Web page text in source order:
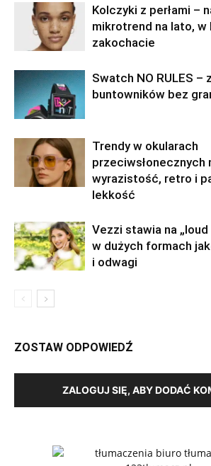
Kolczyki z perłami –
mikrotrend na lato, w
zakochacie
Swatch NO RULES –
buntowników bez
Trendy w okularach
przeciwsłonecznych
wyrazistość, retro i
lekkość
Vezzi stawia na
w dużych formach
i odwagi
ZOSTAW ODPOWIEDŹ
ZALOGUJ SIĘ, ABY DODAĆ